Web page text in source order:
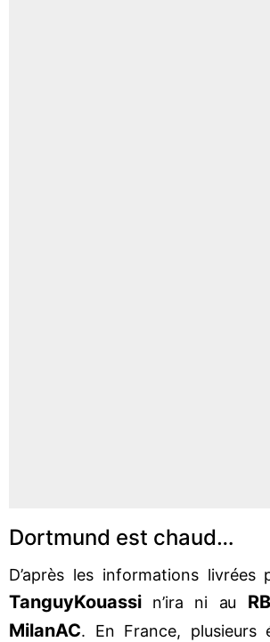
Dortmund est chaud…
D’après les informations livrées
TanguyKouassi n’ira ni au RB
MilanAC. En France, plusieurs